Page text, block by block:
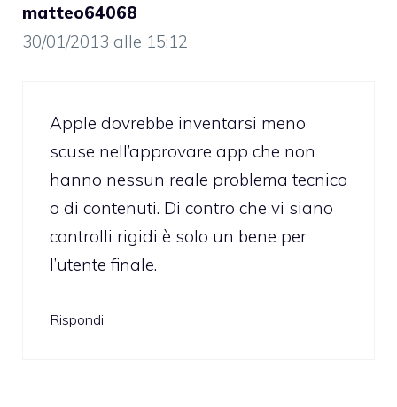
matteo64068
30/01/2013 alle 15:12
Apple dovrebbe inventarsi meno
scuse nell’approvare app che non
hanno nessun reale problema tecnico
o di contenuti. Di contro che vi siano
controlli rigidi è solo un bene per
l’utente finale.
Rispondi